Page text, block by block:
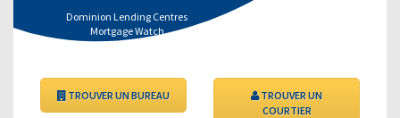
Dominion Lending Centres
Mortgage Watch
TROUVER UN BUREAU
TROUVER UN
COURTIER